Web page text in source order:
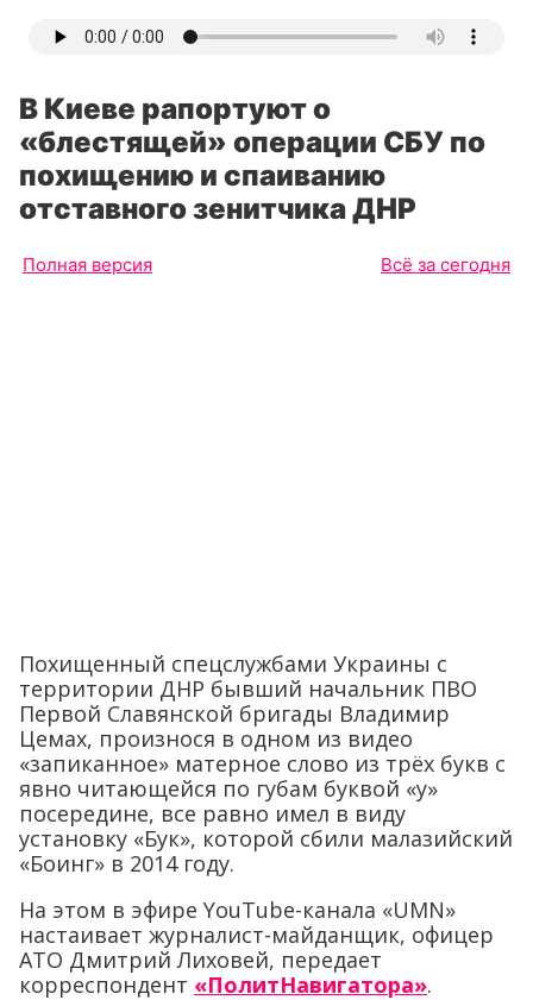
В Киеве рапортуют о
«блестящей» операции СБУ по
похищению и спаиванию
отставного зенитчика ДНР
Полная версия Всё за сегодня
Похищенный спецслужбами Украины с
территории ДНР бывший начальник ПВО
Первой Славянской бригады Владимир
Цемах, произнося в одном из видео
«запиканное» матерное слово из трёх букв с
явно читающейся по губам буквой «у»
посередине, все равно имел в виду
установку «Бук», которой сбили малазийский
«Боинг» в 2014 году.
На этом в эфире YouTube-канала «UMN»
настаивает журналист-майданщик, офицер
АТО Дмитрий Лиховей, передает
корреспондент «ПолитНавигатора».